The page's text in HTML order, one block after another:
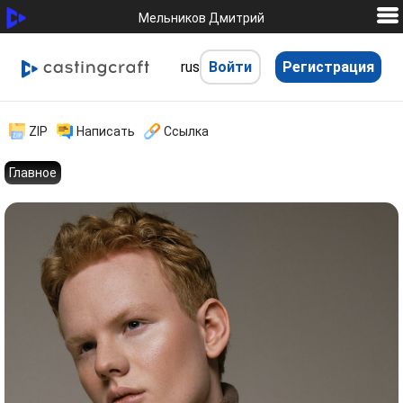
hhh rus Войти Регистрация
Мельников Дмитрий
ZIP Написать Ссылка
Главное